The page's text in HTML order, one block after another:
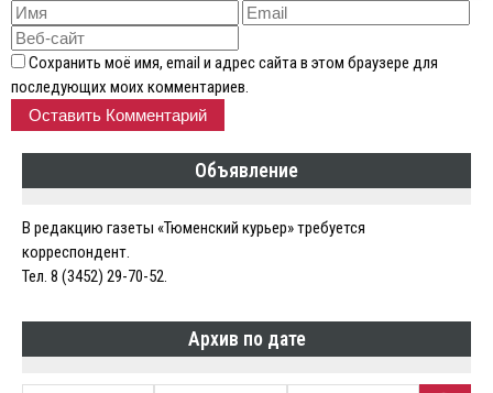
Сохранить моё имя, email и адрес сайта в этом браузере для
последующих моих комментариев.
Объявление
В редакцию газеты «Тюменский курьер» требуется
корреспондент.
Тел. 8 (3452) 29-70-52.
Архив по дате